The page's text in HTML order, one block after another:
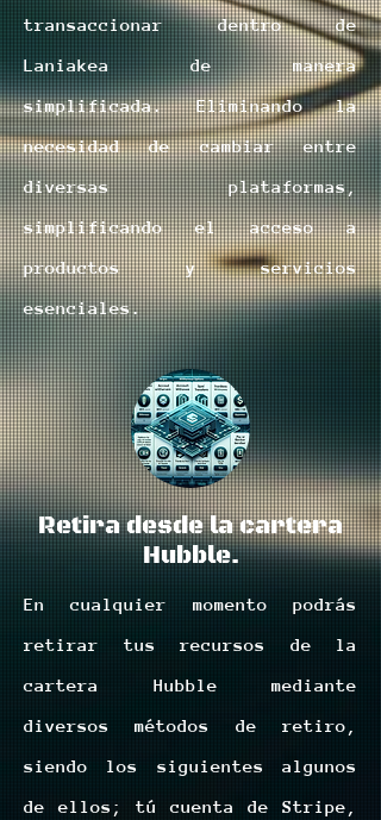
transaccionar dentro de
Laniakea de manera
simplificada. Eliminando la
necesidad de cambiar entre
diversas plataformas,
simplificando el acceso a
productos y servicios
esenciales.
Retira desde la cartera
Hubble.
En cualquier momento podrás
retirar tus recursos de la
cartera Hubble mediante
diversos métodos de retiro,
siendo los siguientes algunos
de ellos; tú cuenta de Stripe,